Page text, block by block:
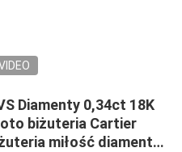
Diamenty 0,34ct 18K
biżuteria Cartier
miłość diament